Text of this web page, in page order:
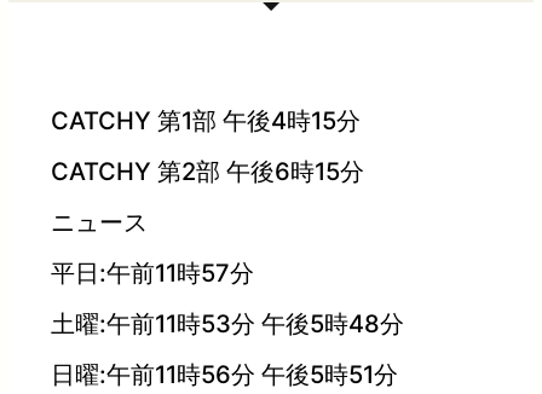
CATCHY 第1部 午後4時15分
CATCHY 第2部 午後6時15分
ニュース
平日:午前11時57分
土曜:午前11時53分 午後5時48分
日曜:午前11時56分 午後5時51分